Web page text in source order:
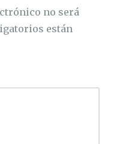
no será
están